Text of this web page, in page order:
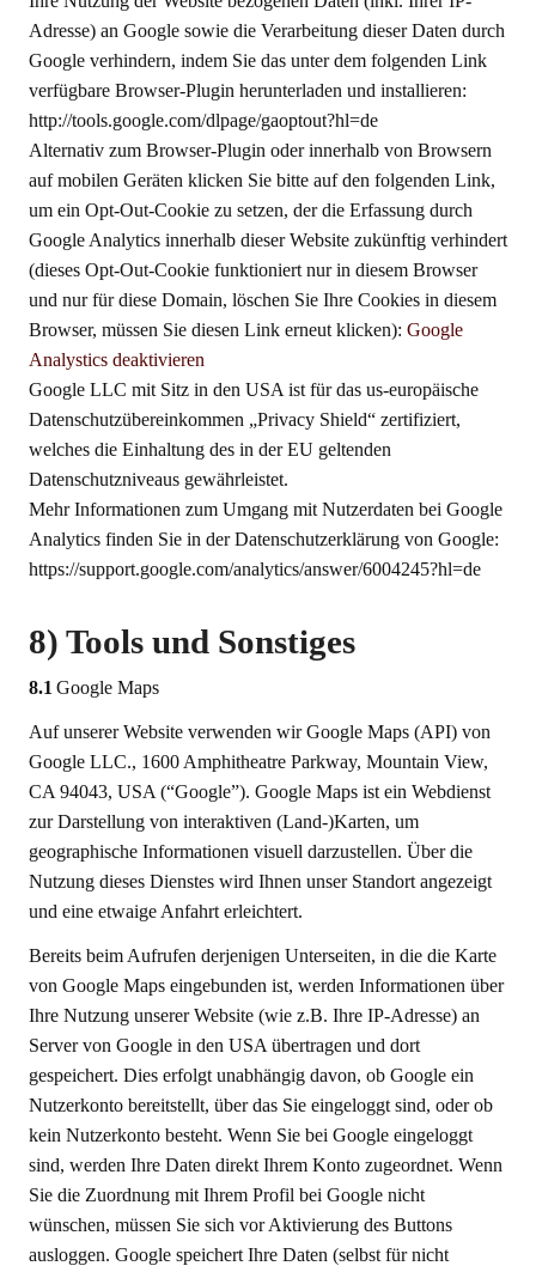
Adresse) an Google sowie die Verarbeitung dieser Daten durch
Google verhindern, indem Sie das unter dem folgenden Link
verfügbare Browser-Plugin herunterladen und installieren:
http://tools.google.com/dlpage/gaoptout?hl=de
Alternativ zum Browser-Plugin oder innerhalb von Browsern
auf mobilen Geräten klicken Sie bitte auf den folgenden Link,
um ein Opt-Out-Cookie zu setzen, der die Erfassung durch
Google Analytics innerhalb dieser Website zukünftig verhindert
(dieses Opt-Out-Cookie funktioniert nur in diesem Browser
und nur für diese Domain, löschen Sie Ihre Cookies in diesem
Browser, müssen Sie diesen Link erneut klicken): Google
Analystics deaktivieren
Google LLC mit Sitz in den USA ist für das us-europäische
Datenschutzübereinkommen „Privacy Shield“ zertifiziert,
welches die Einhaltung des in der EU geltenden
Datenschutzniveaus gewährleistet.
Mehr Informationen zum Umgang mit Nutzerdaten bei Google
Analytics finden Sie in der Datenschutzerklärung von Google:
https://support.google.com/analytics/answer/6004245?hl=de
8) Tools und Sonstiges
8.1 Google Maps
Auf unserer Website verwenden wir Google Maps (API) von
Google LLC., 1600 Amphitheatre Parkway, Mountain View,
CA 94043, USA (“Google”). Google Maps ist ein Webdienst
zur Darstellung von interaktiven (Land-)Karten, um
geographische Informationen visuell darzustellen. Über die
Nutzung dieses Dienstes wird Ihnen unser Standort angezeigt
und eine etwaige Anfahrt erleichtert.
Bereits beim Aufrufen derjenigen Unterseiten, in die die Karte
von Google Maps eingebunden ist, werden Informationen über
Ihre Nutzung unserer Website (wie z.B. Ihre IP-Adresse) an
Server von Google in den USA übertragen und dort
gespeichert. Dies erfolgt unabhängig davon, ob Google ein
Nutzerkonto bereitstellt, über das Sie eingeloggt sind, oder ob
kein Nutzerkonto besteht. Wenn Sie bei Google eingeloggt
sind, werden Ihre Daten direkt Ihrem Konto zugeordnet. Wenn
Sie die Zuordnung mit Ihrem Profil bei Google nicht
wünschen, müssen Sie sich vor Aktivierung des Buttons
ausloggen. Google speichert Ihre Daten (selbst für nicht